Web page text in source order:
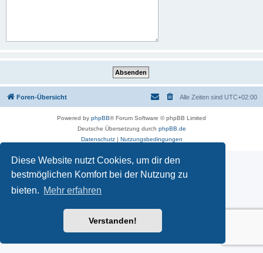
Diese Website nutzt Cookies, um dir den
bestmöglichen Komfort bei der Nutzung zu
bieten. Mehr erfahren
Verstanden!
Foren-Übersicht Alle Zeiten sind UTC+02:00
Powered by phpBB® Forum Software © phpBB Limited
Deutsche Übersetzung durch phpBB.de
Datenschutz| Nutzungsbedingungen